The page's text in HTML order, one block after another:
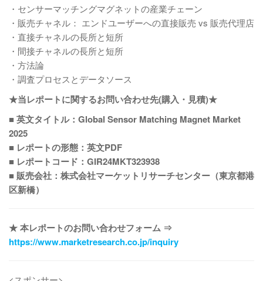
・センサーマッチングマグネットの産業チェーン
・販売チャネル： エンドユーザーへの直接販売 vs 販売代理店
・直接チャネルの長所と短所
・間接チャネルの長所と短所
・方法論
・調査プロセスとデータソース
★当レポートに関するお問い合わせ先(購入・見積)★
■ 英文タイトル：Global Sensor Matching Magnet Market
2025
■ レポートの形態：英文PDF
■ レポートコード：GIR24MKT323938
■ 販売会社：株式会社マーケットリサーチセンター（東京都港
区新橋）
★ 本レポートのお問い合わせフォーム ⇒
https://www.marketresearch.co.jp/inquiry